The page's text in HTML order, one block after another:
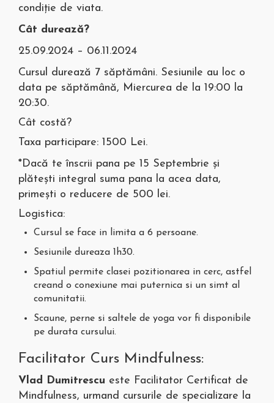
condiție de viata.
Cât durează?
25.09.2024 – 06.11.2024
Cursul durează 7 săptămâni. Sesiunile au loc o
data pe săptămână, Miercurea de la 19:00 la
20:30.
Cât costă?
Taxa participare: 1500 Lei.
*Dacă te înscrii pana pe 15 Septembrie și
plătești integral suma pana la acea data,
primești o reducere de 500 lei.
Logistica:
Cursul se face in limita a 6 persoane.
Sesiunile dureaza 1h30.
Spatiul permite clasei pozitionarea in cerc, astfel
creand o conexiune mai puternica si un simt al
comunitatii.
Scaune, perne si saltele de yoga vor fi disponibile
pe durata cursului.
Facilitator Curs Mindfulness:
Vlad Dumitrescu este Facilitator Certificat de
Mindfulness, urmand cursurile de specializare la